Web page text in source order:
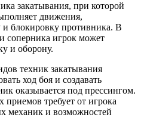
закатывания, при которой
движения,
и блокировку противника. В
соперника игрок может
и оборону.
техник закатывания
ход боя и создавать
оказывается под прессингом.
требует от игрока
механик и возможностей